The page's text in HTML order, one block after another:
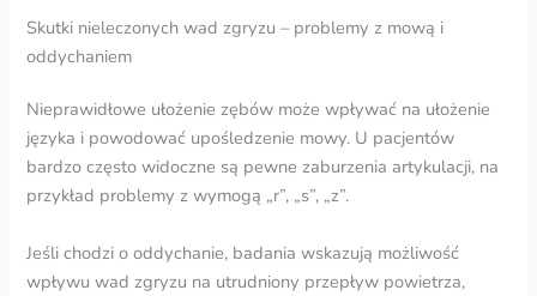
Skutki nieleczonych wad zgryzu – problemy z mową i
oddychaniem
Nieprawidłowe ułożenie zębów może wpływać na ułożenie
języka i powodować upośledzenie mowy. U pacjentów
bardzo często widoczne są pewne zaburzenia artykulacji, na
przykład problemy z wymogą „r”, „s”, „z”.
Jeśli chodzi o oddychanie, badania wskazują możliwość
wpływu wad zgryzu na utrudniony przepływ powietrza,